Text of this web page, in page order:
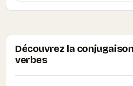
Découvrez la
verbes